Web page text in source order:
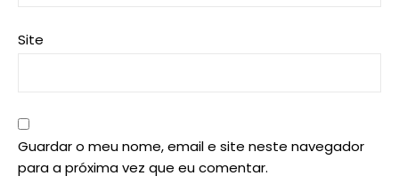
Site
Guardar o meu nome, email e site neste navegador
para a próxima vez que eu comentar.